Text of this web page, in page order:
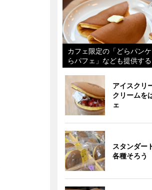
カフェ限定の「どらパン
らパフェ」なども提供する
アイスクリ
クリームを
ェ
スタンダー
各種そろう